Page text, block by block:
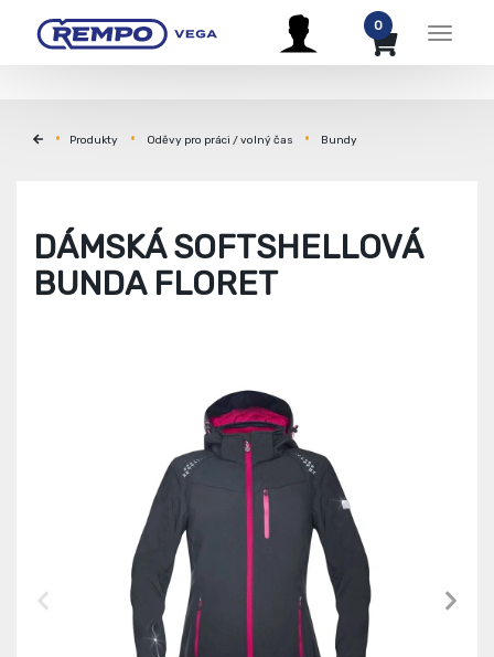
Menu
0
Produkty Oděvy pro práci / volný čas Bundy
DÁMSKÁ SOFTSHELLOVÁ
BUNDA FLORET